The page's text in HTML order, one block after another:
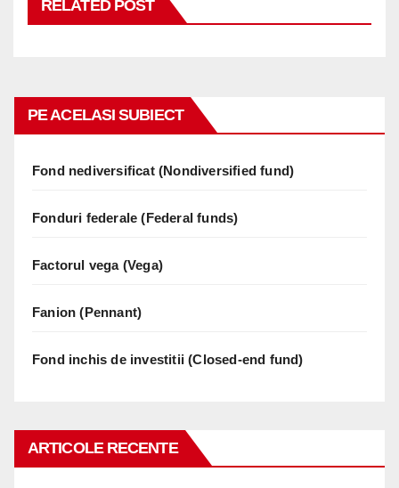
RELATED POST
PE ACELASI SUBIECT
Fond nediversificat (Nondiversified fund)
Fonduri federale (Federal funds)
Factorul vega (Vega)
Fanion (Pennant)
Fond inchis de investitii (Closed-end fund)
ARTICOLE RECENTE